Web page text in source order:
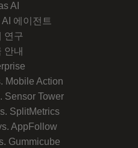
AI
에이전트
연구
안내
Mobile Action
Sensor Tower
SplitMetrics
AppFollow
Gummicube